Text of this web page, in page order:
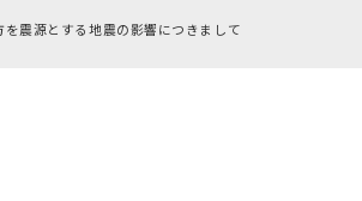
を震源とする地震の影響につきまして